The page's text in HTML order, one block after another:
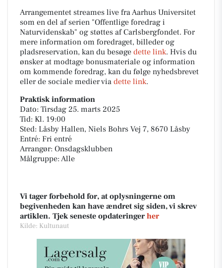
Arrangementet streames live fra Aarhus Universitet
som en del af serien "Offentlige foredrag i
Naturvidenskab" og støttes af Carlsbergfondet. For
mere information om foredraget, billeder og
pladsreservation, kan du besøge dette link. Hvis du
ønsker at modtage bonusmateriale og information
om kommende foredrag, kan du følge nyhedsbrevet
eller de sociale medier via dette link.
Praktisk information
Dato: Tirsdag 25. marts 2025
Tid: Kl. 19:00
Sted: Låsby Hallen, Niels Bohrs Vej 7, 8670 Låsby
Entré: Fri entré
Arrangør: Onsdagsklubben
Målgruppe: Alle
Vi tager forbehold for, at oplysningerne om
begivenheden kan have ændret sig siden, vi skrev
artiklen. Tjek seneste opdateringer her
Kilde: Kultunaut